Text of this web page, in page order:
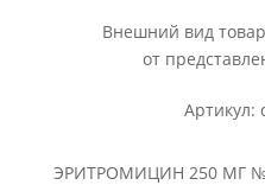
Внешний вид
от
Артикул:
ЭРИТРОМИЦИН 250 МГ